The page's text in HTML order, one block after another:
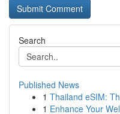
Search
Published News
1 Thailand eSIM:
1 Enhance Your